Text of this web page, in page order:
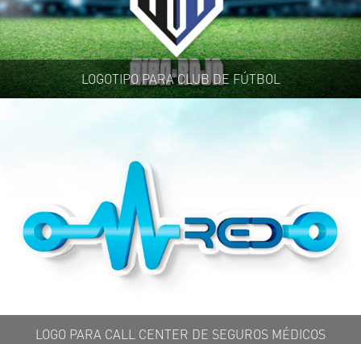
LOGOTIPO PARA CLUB DE FÚTBOL
LOGO PARA CALL CENTER DE SEGUROS MÉDICOS